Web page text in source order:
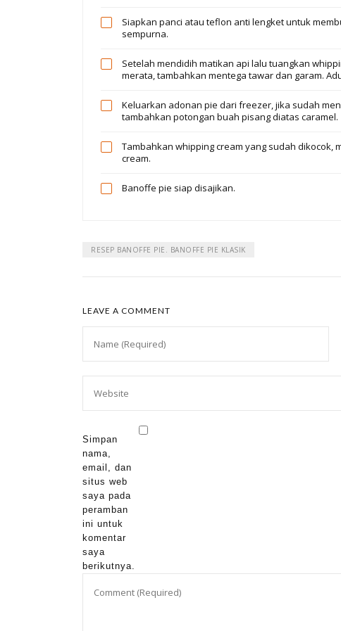
Siapkan panci atau teflon anti lengket untuk
sempurna.
Setelah mendidih matikan api lalu tuangkan
merata, tambahkan mentega tawar dan garam.
Keluarkan adonan pie dari freezer, jika sudah
tambahkan potongan buah pisang diatas caramel.
Tambahkan whipping cream yang sudah
cream.
Banoffe pie siap disajikan.
RESEP BANOFFE PIE. BANOFFE PIE KLASIK
LEAVE A COMMENT
Simpan
nama,
email, dan
situs web
saya pada
peramban
ini untuk
komentar
saya
berikutnya.